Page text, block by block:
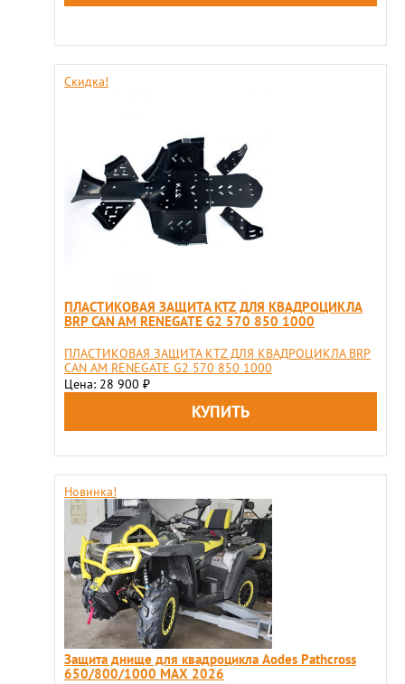
Скидка!
ПЛАСТИКОВАЯ ЗАЩИТА KTZ ДЛЯ КВАДРОЦИКЛА
BRP CAN AM RENEGATE G2 570 850 1000
ПЛАСТИКОВАЯ ЗАЩИТА KTZ ДЛЯ КВАДРОЦИКЛА BRP
CAN AM RENEGATE G2 570 850 1000
Цена: 28 900 ₽
Новинка!
Защита днище для квадроцикла Aodes Pathcross
650/800/1000 MAX 2026